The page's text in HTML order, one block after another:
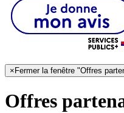
× Fermer la fenêtre "Offres
Offres